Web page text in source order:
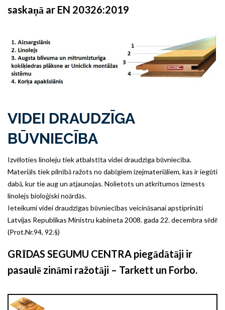
saskaņā ar EN 20326:2019
VIDEI DRAUDZĪGA
BŪVNIECĪBA
Izvēloties linoleju tiek atbalstīta videi draudzīga būvniecība.
Materiāls tiek pilnībā ražots no dabīgiem izejmateriāliem, kas ir iegūti
dabā, kur tie aug un atjaunojas. Nolietots un atkritumos izmests
linolejs bioloģiski noārdās.
Ieteikumi videi draudzīgas būvniecības veicināsanai apstiprināti
Latvijas Republikas Ministru kabineta 2008. gada 22. decembra sēdē
(Prot.Nr.94, 92.§)
GRĪDAS SEGUMU CENTRA piegādātāji ir
pasaulē zināmi ražotāji – Tarkett un Forbo.